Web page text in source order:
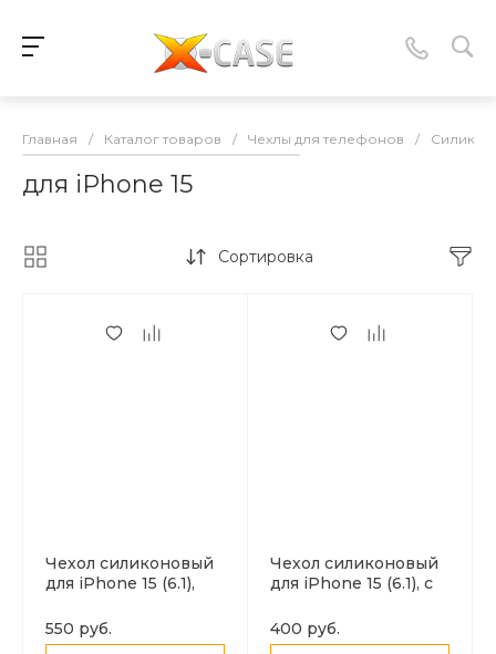
Главная / Каталог товаров / Чехлы для телефонов /
для iPhone 15
Сортировка
Чехол силиконовый
для iPhone 15 (6.1),
(MagSafe), X-CASE,
черный
550 руб.
Чехол силиконовый
для iPhone 15 (6.1), с
CASE, прозрачный
400 руб.